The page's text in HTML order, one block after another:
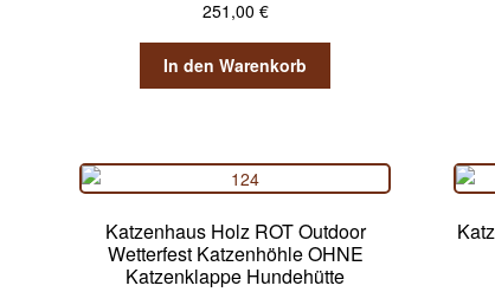
251,00 €
In den Warenkorb
Katzenhaus Holz ROT Outdoor
Wetterfest Katzenhöhle OHNE
Katzenklappe Hundehütte